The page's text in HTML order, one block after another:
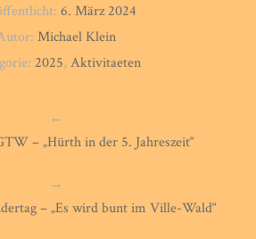
6. März 2024
Michael Klein
2025, Aktivitaeten
←
– „Hürth in der 5. Jahreszeit“
→
– „Es wird bunt im Ville-Wald“